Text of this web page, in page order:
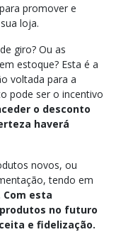
promover e
loja.
giro? Ou as
estoque? Esta é a
voltada para a
pode ser o incentivo
o desconto
haverá
novos, ou
tendo em
Com esta
no futuro
e fidelização.